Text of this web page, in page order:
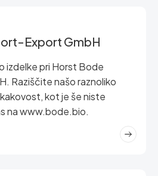
Export GmbH
izdelke pri Horst Bode
Raziščite našo raznoliko
kot je še niste
na www.bode.bio.